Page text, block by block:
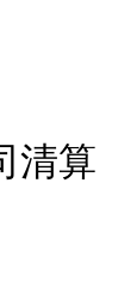
清算